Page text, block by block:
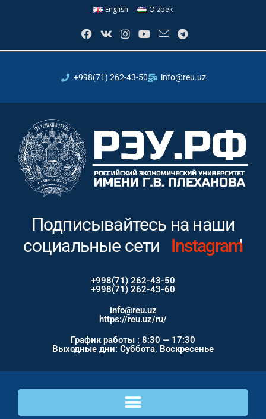
English Oʻzbek
+998(71) 262-43-50 info@reu.uz
Подписывайтесь на наши
социальные сети
Youtube!
+998(71) 262-43-50
+998(71) 262-43-60
info@reu.uz
https://reu.uz/ru/
График работы : 8:30 — 17:30
Выходные дни: Суббота, Воскресенье